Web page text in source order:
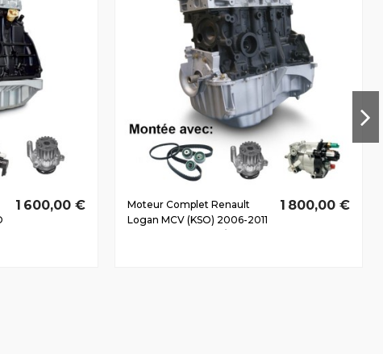
1 600,00 €
Moteur Complet Renault
Logan MCV (KSO) 2006-2011
1 800,00 €